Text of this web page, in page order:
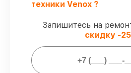
Гарантийное
виды ремонта
гарантией.
Мы гарантируем:
техники Venox ?
Запишитесь на
скидку -